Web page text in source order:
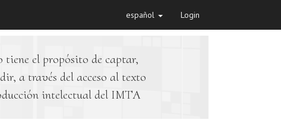
español Login
tiene el propósito de captar,
a través del acceso al texto
intelectual del IMTA